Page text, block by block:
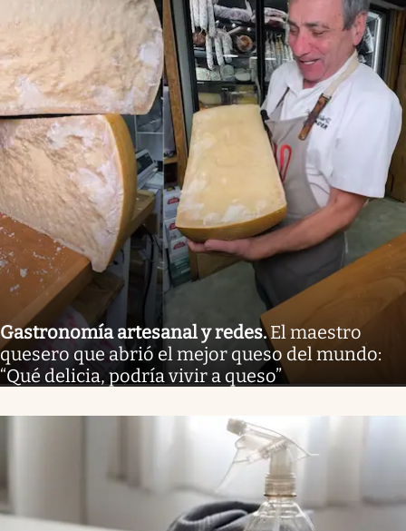
Gastronomía artesanal y redes.El maestro
quesero que abrió el mejor queso del mundo:
“Qué delicia, podría vivir a queso”